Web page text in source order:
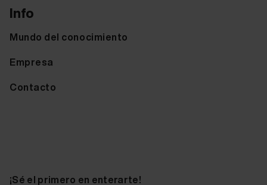
Info
Mundo del conocimiento
Empresa
Contacto
¡Sé el primero en enterarte!